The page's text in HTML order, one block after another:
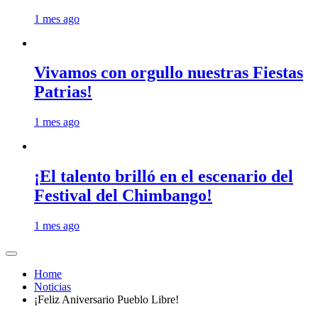
1 mes ago
Vivamos con orgullo nuestras Fiestas
Patrias!
1 mes ago
¡El talento brilló en el escenario del
Festival del Chimbango!
1 mes ago
Home
Noticias
¡Feliz Aniversario Pueblo Libre!